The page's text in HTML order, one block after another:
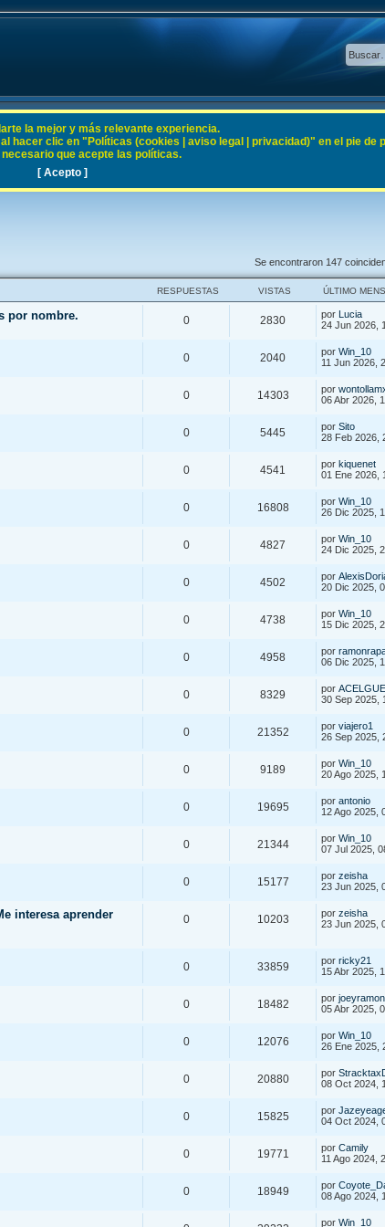
Se encontraron 147
RESPUESTAS VISTAS ÚLTIMO
por nombre. 0 2830 por Lucia
24 Jun 2026,
0 2040 por Win_10
11 Jun 2026,
0 14303 por
06 Abr 2026,
0 5445 por Sito
28 Feb 2026,
0 4541 por kiquenet
01 Ene 2026,
0 16808 por Win_10
26 Dic 2025,
0 4827 por Win_10
24 Dic 2025,
0 4502 por
20 Dic 2025,
0 4738 por Win_10
15 Dic 2025,
0 4958 por
06 Dic 2025,
0 8329 por
30 Sep 2025,
0 21352 por viajero1
26 Sep 2025,
0 9189 por Win_10
20 Ago 2025,
0 19695 por antonio
12 Ago 2025,
0 21344 por Win_10
07 Jul 2025,
0 15177 por zeisha
23 Jun 2025,
interesa aprender
0 10203 por zeisha
23 Jun 2025,
0 33859 por ricky21
15 Abr 2025,
0 18482 por
05 Abr 2025,
0 12076 por Win_10
26 Ene 2025,
0 20880 por
08 Oct 2024,
0 15825 por
04 Oct 2024,
0 19771 por Camily
11 Ago 2024,
0 18949 por
08 Ago 2024,
por Win_10
la mejor y más relevante experiencia.
hacer clic en "Políticas (cookies | aviso legal | privacidad)" en el pie de
que acepte las políticas.
[ Acepto ]